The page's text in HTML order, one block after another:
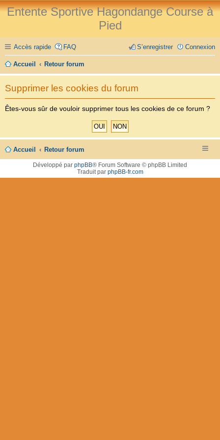
Entente Sportive Hagondange Course à
Pied
Accès rapide FAQ Connexion
S’enregistrer
Accueil Retour forum
Supprimer les cookies du forum
Êtes-vous sûr de vouloir supprimer tous les cookies de ce forum ?
Accueil Retour forum
Développé par phpBB® Forum Software © phpBB Limited
Traduit par phpBB-fr.com